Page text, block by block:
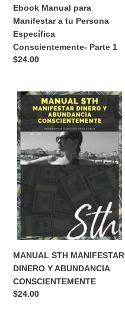
Ebook Manual para
Manifestar a tu Persona
Específica
Conscientemente- Parte 1
Precio
$24.00
MANUAL
STH
MANIFESTAR
DINERO
Y
ABUNDANCIA
CONSCIENTEMENTE
MANUAL STH MANIFESTAR
DINERO Y ABUNDANCIA
CONSCIENTEMENTE
Precio
$24.00